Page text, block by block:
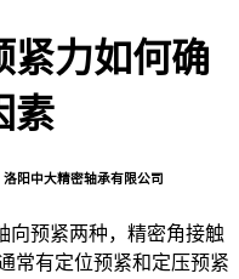
紧力如何确
素
洛阳中大精密轴承有限公司
预紧两种，精密角接触
常有定位预紧和定压预紧